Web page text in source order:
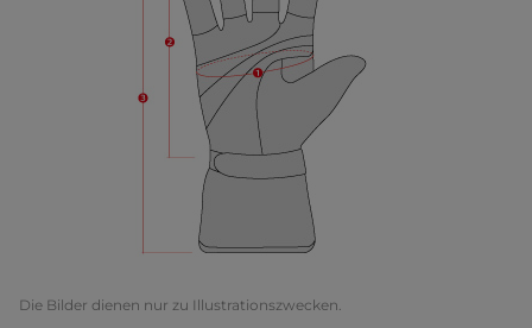
Die Bilder dienen nur zu Illustrationszwecken.